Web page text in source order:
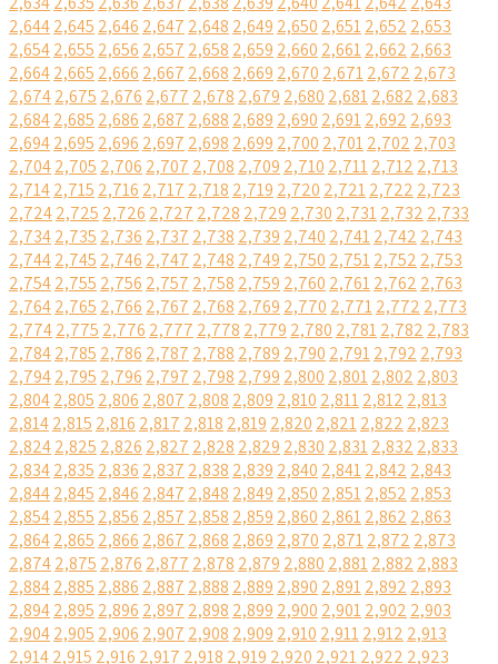
2,6442,645 2,646 2,647 2,648 2,649 2,650 2,6512,652 2,653
2,6542,655 2,656 2,657 2,658 2,659 2,660 2,6612,662 2,663
2,6642,665 2,666 2,667 2,668 2,669 2,670 2,6712,672 2,673
2,6742,675 2,676 2,677 2,678 2,679 2,680 2,6812,682 2,683
2,6842,685 2,686 2,687 2,688 2,689 2,690 2,6912,692 2,693
2,6942,695 2,696 2,697 2,698 2,699 2,700 2,7012,702 2,703
2,7042,705 2,706 2,707 2,708 2,709 2,710 2,7112,712 2,713
2,7142,715 2,716 2,717 2,718 2,719 2,720 2,7212,722 2,723
2,7242,725 2,726 2,727 2,728 2,729 2,730 2,7312,732 2,733
2,7342,735 2,736 2,737 2,738 2,739 2,740 2,7412,742 2,743
2,7442,745 2,746 2,747 2,748 2,749 2,750 2,7512,752 2,753
2,7542,755 2,756 2,757 2,758 2,759 2,760 2,7612,762 2,763
2,7642,765 2,766 2,767 2,768 2,769 2,770 2,7712,772 2,773
2,7742,775 2,776 2,777 2,778 2,779 2,780 2,7812,782 2,783
2,7842,785 2,786 2,787 2,788 2,789 2,790 2,7912,792 2,793
2,7942,795 2,796 2,797 2,798 2,799 2,800 2,8012,802 2,803
2,8042,805 2,806 2,807 2,808 2,809 2,810 2,8112,812 2,813
2,8142,815 2,816 2,817 2,818 2,819 2,820 2,8212,822 2,823
2,8242,825 2,826 2,827 2,828 2,829 2,830 2,8312,832 2,833
2,8342,835 2,836 2,837 2,838 2,839 2,840 2,8412,842 2,843
2,8442,845 2,846 2,847 2,848 2,849 2,850 2,8512,852 2,853
2,8542,855 2,856 2,857 2,858 2,859 2,860 2,8612,862 2,863
2,8642,865 2,866 2,867 2,868 2,869 2,870 2,8712,872 2,873
2,8742,875 2,876 2,877 2,878 2,879 2,880 2,8812,882 2,883
2,8842,885 2,886 2,887 2,888 2,889 2,890 2,8912,892 2,893
2,8942,895 2,896 2,897 2,898 2,899 2,900 2,9012,902 2,903
2,9042,905 2,906 2,907 2,908 2,909 2,910 2,9112,912 2,913
2,9142,915 2,916 2,917 2,918 2,919 2,920 2,9212,922 2,923